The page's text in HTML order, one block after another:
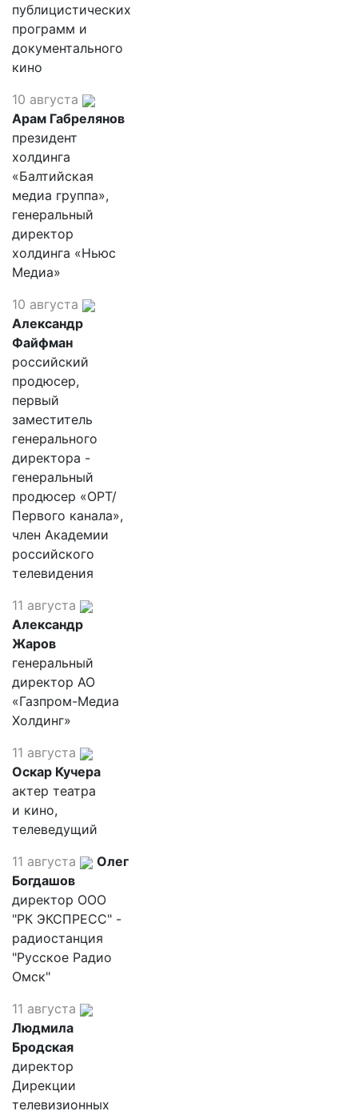
публицистических
программ и
документального
кино
10 августа
Арам Габрелянов
президент
холдинга
«Балтийская
медиа группа»,
генеральный
директор
холдинга «Ньюс
Медиа»
10 августа
Александр
Файфман
российский
продюсер,
первый
заместитель
генерального
директора -
генеральный
продюсер «ОРТ/
Первого канала»,
член Академии
российского
телевидения
11 августа
Александр
Жаров
генеральный
директор АО
«Газпром-Медиа
Холдинг»
11 августа
Оскар Кучера
актер театра
и кино,
телеведущий
11 августа
Олег
Богдашов
директор ООО
"РК ЭКСПРЕСС" -
радиостанция
"Русское Радио
Омск"
11 августа
Людмила
Бродская
директор
Дирекции
телевизионных